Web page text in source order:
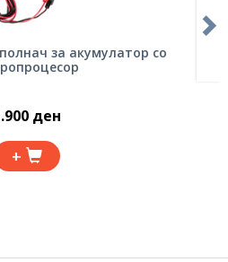
за акумулатор со
ден
+